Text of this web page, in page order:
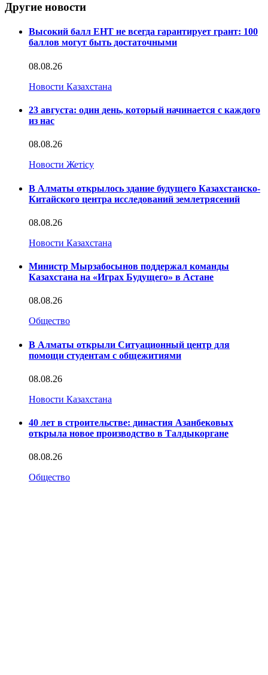
Другие новости
Высокий балл ЕНТ не всегда гарантирует грант: 100
баллов могут быть достаточными
08.08.26
Новости Казахстана
23 августа: один день, который начинается с каждого
из нас
08.08.26
Новости Жетісу
В Алматы открылось здание будущего Казахстанско-
Китайского центра исследований землетрясений
08.08.26
Новости Казахстана
Министр Мырзабосынов поддержал команды
Казахстана на «Играх Будущего» в Астане
08.08.26
Общество
В Алматы открыли Ситуационный центр для
помощи студентам с общежитиями
08.08.26
Новости Казахстана
40 лет в строительстве: династия Азанбековых
открыла новое производство в Талдыкоргане
08.08.26
Общество